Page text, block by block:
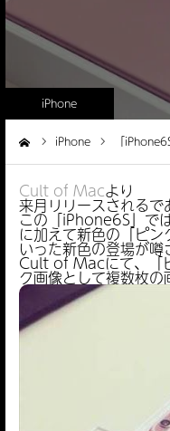
iPhone
iPhone 「
Cult of Macより
来月リリースされるで
この「iPhone6S」で
に加えて新色の「ピ
いった新色の登場が噂
Cult of Macにて、「
ク画像として複数枚